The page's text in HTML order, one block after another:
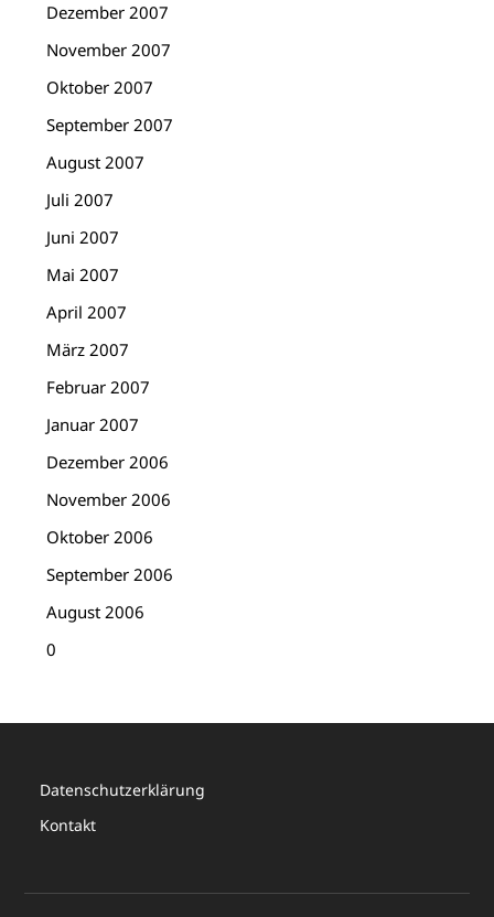
Dezember 2007
November 2007
Oktober 2007
September 2007
August 2007
Juli 2007
Juni 2007
Mai 2007
April 2007
März 2007
Februar 2007
Januar 2007
Dezember 2006
November 2006
Oktober 2006
September 2006
August 2006
0
Datenschutzerklärung
Kontakt